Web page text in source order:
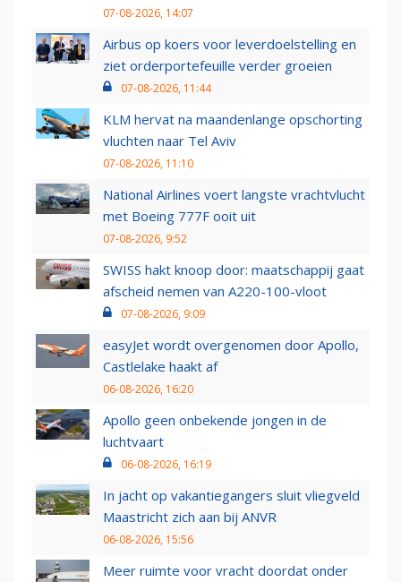
07-08-2026, 14:07
Airbus op koers voor leverdoelstelling en
ziet orderportefeuille verder groeien
07-08-2026, 11:44
KLM hervat na maandenlange opschorting
vluchten naar Tel Aviv
07-08-2026, 11:10
National Airlines voert langste vrachtvlucht
met Boeing 777F ooit uit
07-08-2026, 9:52
SWISS hakt knoop door: maatschappij gaat
afscheid nemen van A220-100-vloot
07-08-2026, 9:09
easyJet wordt overgenomen door Apollo,
Castlelake haakt af
06-08-2026, 16:20
Apollo geen onbekende jongen in de
luchtvaart
06-08-2026, 16:19
In jacht op vakantiegangers sluit vliegveld
Maastricht zich aan bij ANVR
06-08-2026, 15:56
Meer ruimte voor vracht doordat onder